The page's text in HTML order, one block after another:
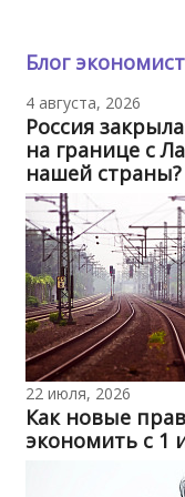
Блог
4 августа, 2026
Россия
на границе с
нашей страны?
22 июля, 2026
Как новые
экономить с 1